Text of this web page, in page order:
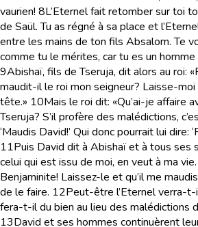
vaurien! 8L’Eternel fait retomber sur toi
de Saül. Tu as régné à sa place et
entre les mains de ton fils Absalom. Te
comme tu le mérites, car tu es un homme
9Abishaï, fils de Tseruja, dit alors au roi:
maudit-il le roi mon seigneur? Laisse-
tête.» 10Mais le roi dit: «Qu’ai-je affaire
Tseruja? S’il profère des malédictions,
‘Maudis David!’ Qui donc pourrait lui dire:
11Puis David dit à Abishaï et à tous ses
celui qui est issu de moi, en veut à ma
Benjaminite! Laissez-le et qu’il me
de le faire. 12Peut-être l’Eternel verra-
fera-t-il du bien au lieu des malédictions
13David et ses hommes continuèrent